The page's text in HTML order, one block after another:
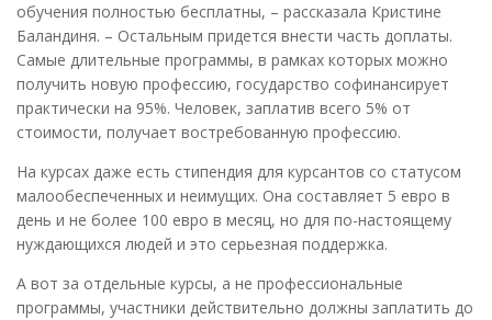
обучения полностью бесплатны, – рассказала Кристине
Баландиня. – Остальным придется внести часть доплаты.
Самые длительные программы, в рамках которых можно
получить новую профессию, государство софинансирует
практически на 95%. Человек, заплатив всего 5% от
стоимости, получает востребованную профессию.
На курсах даже есть стипендия для курсантов со статусом
малообеспеченных и неимущих. Она составляет 5 евро в
день и не более 100 евро в месяц, но для по-настоящему
нуждающихся людей и это серьезная поддержка.
А вот за отдельные курсы, а не профессиональные
программы, участники действительно должны заплатить до